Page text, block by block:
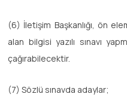
(6) İletişim Başkanlığı, ön
alan bilgisi yazılı sınavı
çağırabilecektir.
(7) Sözlü sınavda adaylar;